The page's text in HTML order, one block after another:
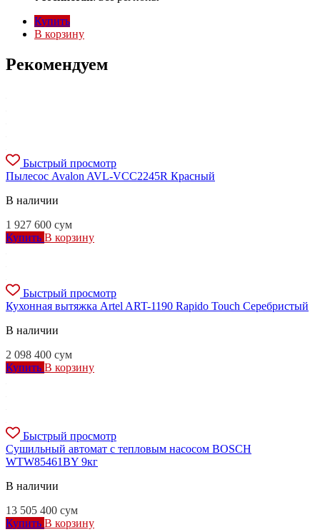
Купить
В корзину
Рекомендуем
Быстрый просмотр
Пылесос Avalon AVL-VCC2245R Красный
В наличии
1 927 600 сум
Купить В корзину
Быстрый просмотр
Кухонная вытяжка Artel ART-1190 Rapido Touch Серебристый
В наличии
2 098 400 сум
Купить В корзину
Быстрый просмотр
Сушильный автомат с тепловым насосом BOSCH
WTW85461BY 9кг
В наличии
13 505 400 сум
Купить В корзину